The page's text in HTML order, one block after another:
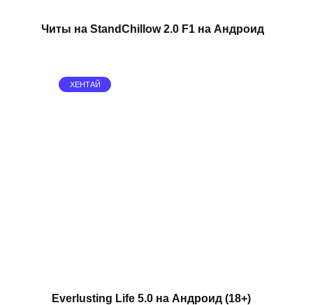
Читы на StandChillow 2.0 F1 на Андроид
ХЕНТАЙ
Everlusting Life 5.0 на Андроид (18+)